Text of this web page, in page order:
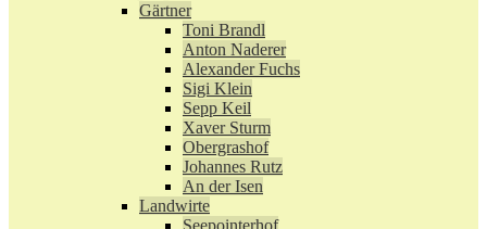
Gärtner
Toni Brandl
Anton Naderer
Alexander Fuchs
Sigi Klein
Sepp Keil
Xaver Sturm
Obergrashof
Johannes Rutz
An der Isen
Landwirte
Seepointerhof